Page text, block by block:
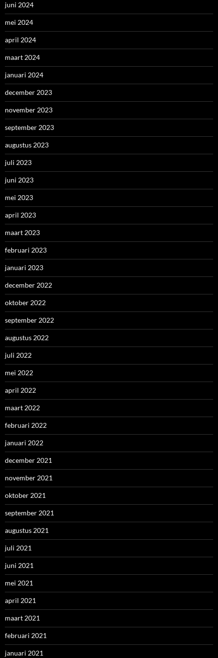
juni 2024
mei 2024
april 2024
maart 2024
januari 2024
december 2023
november 2023
september 2023
augustus 2023
juli 2023
juni 2023
mei 2023
april 2023
maart 2023
februari 2023
januari 2023
december 2022
oktober 2022
september 2022
augustus 2022
juli 2022
mei 2022
april 2022
maart 2022
februari 2022
januari 2022
december 2021
november 2021
oktober 2021
september 2021
augustus 2021
juli 2021
juni 2021
mei 2021
april 2021
maart 2021
februari 2021
januari 2021